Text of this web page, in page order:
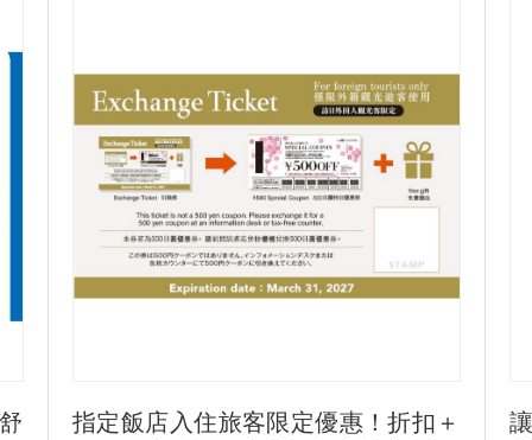
指定飯店入住旅客限定優惠！折扣＋